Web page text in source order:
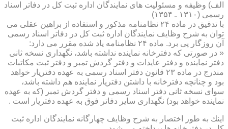
الف) وظیفه و مسئولیت های نمایندگان اداره ثبت كل در دفاتر اسناد
رسمی (۱۳۱۰ ـ ۱۳۵۴)
با تدقیق در ماده ۲۴ نظامنامه مذكور و استفاده از براهین عقلی می
توان به شرح وظایف نمایندگان اداره ثبت كل در دفاتر اسناد رسمی
آن روزگار پی برد. ماده ۲۴ نظامنامه یاد شده مقرر می دارد:
« در صورتی كه دفترخانه نماینده نداشته باشد، نگهداری نسخه ثانی
دفتر نماینده و دفتر عایدات و دفتر گردش تمبر و دفتر ثبت مكاتبات
مندرج در ماده ۲۳ قانون دفتر اسناد رسمی به عهده دفتریار خواهد
بود و چنانچه دفترخانه با داشتن دفتریار نماینده هم داشته باشد،
سوای نسخه ثانی دفتر اسناد رسمی و دفتر گردش تمبر (كه به عهده
نماینده خواهد بود) نگهداری سایر دفاتر فوق به عهده دفتریار است .
اینك به طور اختصار به شرح وظایف چهارگانه نمایندگان اداره ثبت